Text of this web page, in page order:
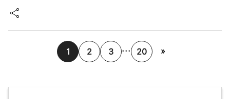
1 2 3 ... 20 »